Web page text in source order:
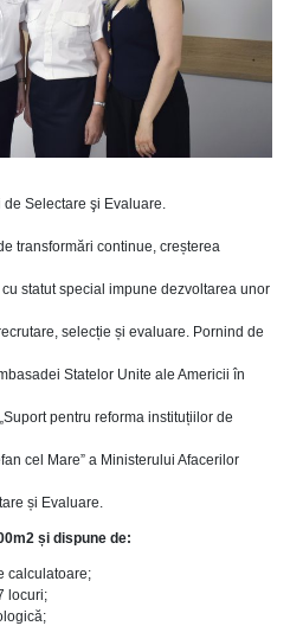
Selectare şi Evaluare.
transformări continue, creșterea
statut special impune dezvoltarea unor
selecție și evaluare. Pornind de
Statelor Unite ale Americii în
pentru reforma instituțiilor de
cel Mare” a Ministerului Afacerilor
și Evaluare.
și dispune de:
calculatoare;
locuri;